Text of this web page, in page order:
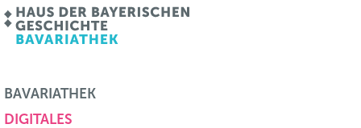
BAVARIATHEK
DIGITALES